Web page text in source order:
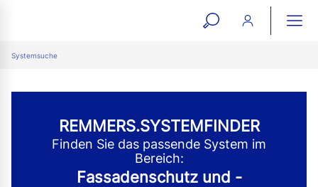
open
Systemsuche
REMMERS.SYSTEMFINDER
Finden Sie das passende System im
Bereich:
Fassadenschutz und -